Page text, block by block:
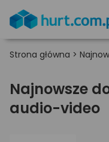
Strona główna >
Najnowsze
audio-video